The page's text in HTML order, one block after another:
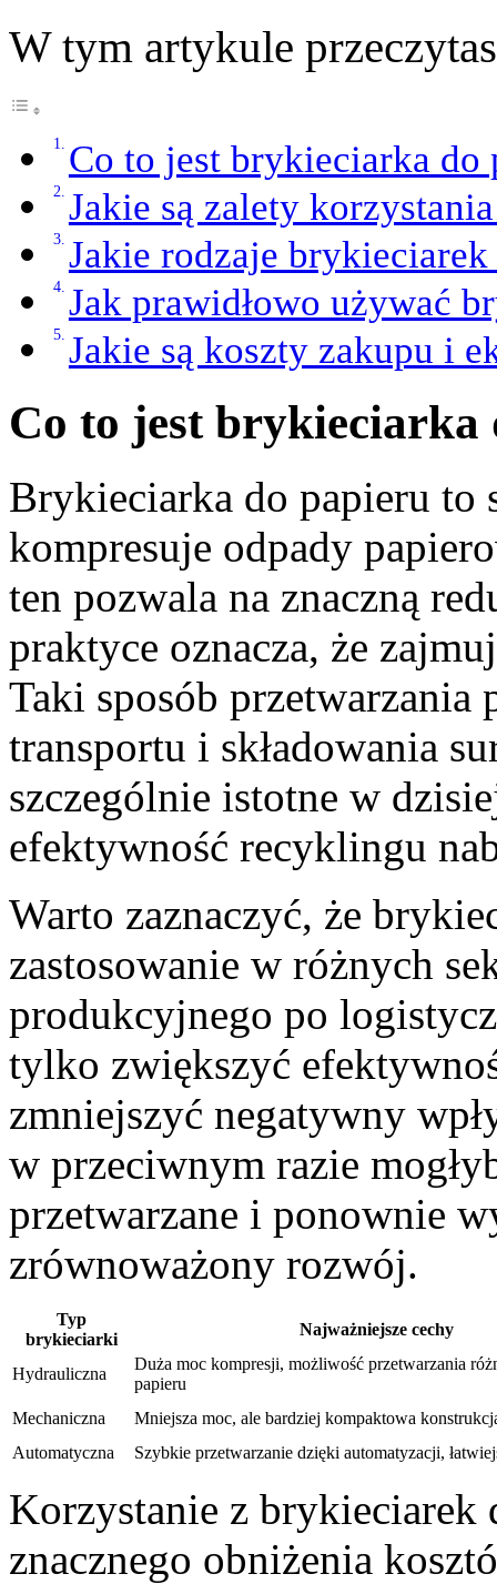
W tym artykule
Co to jest brykieciarka do
Jakie są zalety
Jakie rodzaje
Jak prawidłowo używać
Jakie są koszty zakupu i
Co to jest brykieciarka
Brykieciarka do papieru to
kompresuje odpady
ten pozwala na znaczną
praktyce oznacza, że
Taki sposób przetwarzania
transportu i składowania
szczególnie istotne w
efektywność recyklingu
Warto zaznaczyć, że
zastosowanie w różnych
produkcyjnego po
tylko zwiększyć
zmniejszyć negatywny
w przeciwnym razie
przetwarzane i ponownie
zrównoważony rozwój.
Typ
brykieciarki
Najważniejsze cechy
Hydrauliczna
Duża moc kompresji, możliwość przetwarzania
papieru
Mechaniczna
Mniejsza moc, ale bardziej kompaktowa
Automatyczna
Szybkie przetwarzanie dzięki automatyzacji,
Korzystanie z brykieciarek
znacznego obniżenia